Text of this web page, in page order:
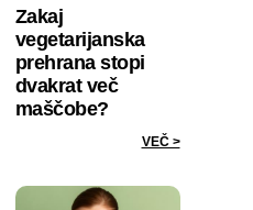
Zakaj
vegetarijanska
prehrana stopi
dvakrat več
maščobe?
VEČ >